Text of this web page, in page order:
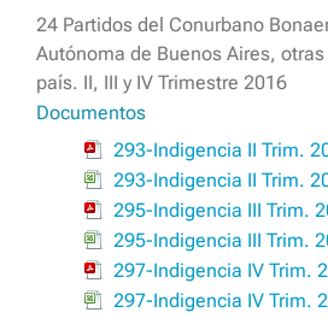
24 Partidos del Conurbano
Autónoma de Buenos Aires,
país. II, III y IV Trimestre 2016
Documentos
293-Indigencia II Trim.
293-Indigencia II Trim.
295-Indigencia III Trim.
295-Indigencia III Trim.
297-Indigencia IV Trim.
297-Indigencia IV Trim.